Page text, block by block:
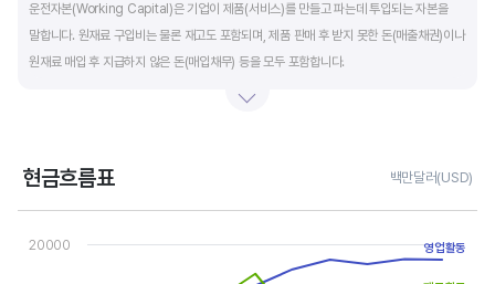
운전자본(Working Capital)은 기업이 제품(서비스)를 만들고 파는데 투입되는 자본을
말합니다. 원재료 구입비는 물론 재고도 포함되며, 제품 판매 후 받지 못한 돈(매출채권)이나
원재료 매입 후 지급하지 않은 돈(매입채무) 등을 모두 포함합니다.
높습니다. 따라서 운전자본 규모 보다는 현금이 잘 돌고 있는지를 확인할 수 있는 운전자본
운전자본 회전일수는 낮을 수록 좋습니다. 운전자본 회전일수가 낮으면 회사의 현금 회전이
빠릅니다. 현금 → 원재료 → 제품 → 매출채권 → 현금으로 회수되는 기간이 짧아 회사의
현금흐름표 백만달러(USD)
Chart
View as data table, Chart
The chart has 1 X axis displaying categories.
20000 영업활동